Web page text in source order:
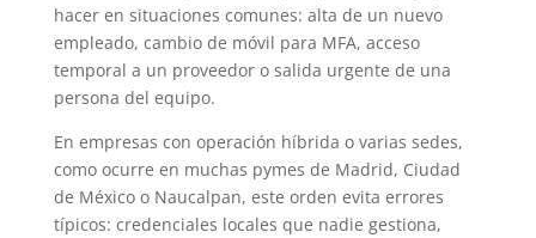
hacer en situaciones comunes: alta de un nuevo
empleado, cambio de móvil para MFA, acceso
temporal a un proveedor o salida urgente de una
persona del equipo.
En empresas con operación híbrida o varias sedes,
como ocurre en muchas pymes de Madrid, Ciudad
de México o Naucalpan, este orden evita errores
típicos: credenciales locales que nadie gestiona,